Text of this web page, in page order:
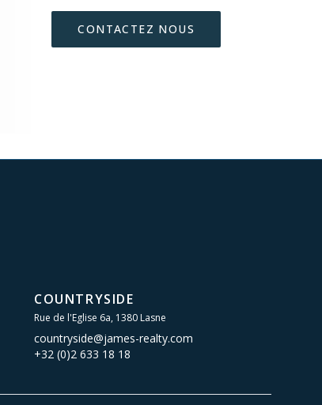
CONTACTEZ NOUS
COUNTRYSIDE
Rue de l'Eglise 6a, 1380 Lasne
countryside@james-realty.com
+32 (0)2 633 18 18